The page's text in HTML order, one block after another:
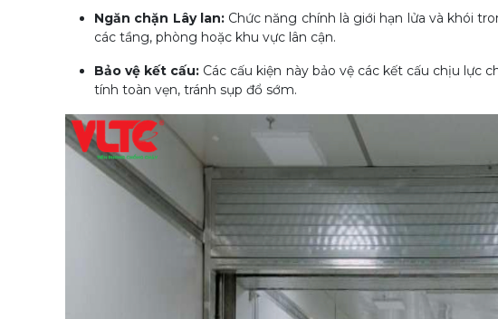
Ngăn chặn Lây lan:Chức năng chính là giới hạn lửa và khói
các tầng, phòng hoặc khu vực lân cận.
Bảo vệ kết cấu: Các cấu kiện này bảo vệ các kết cấu chịu lực
tính toàn vẹn, tránh sụp đổ sớm.